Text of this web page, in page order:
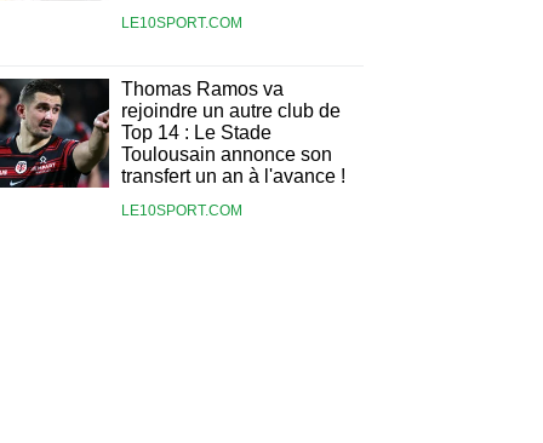
LE10SPORT.COM
Thomas Ramos va
rejoindre un autre club de
Top 14 : Le Stade
Toulousain annonce son
transfert un an à l'avance !
LE10SPORT.COM